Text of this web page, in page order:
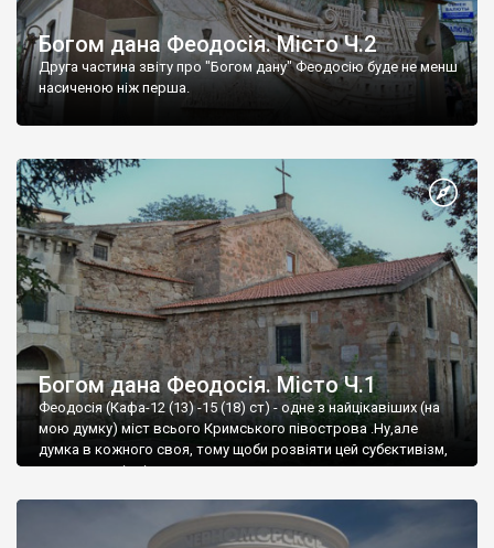
Богом дана Феодосія. Місто Ч.2
Друга частина звіту про "Богом дану" Феодосію буде не менш
насиченою ніж перша.
Богом дана Феодосія. Місто Ч.1
Феодосія (Кафа-12 (13) -15 (18) ст) - одне з найцікавіших (на
мою думку) міст всього Кримського півострова .Ну,але
думка в кожного своя, тому щоби розвіяти цей субєктивізм,
запрошую відвідати це